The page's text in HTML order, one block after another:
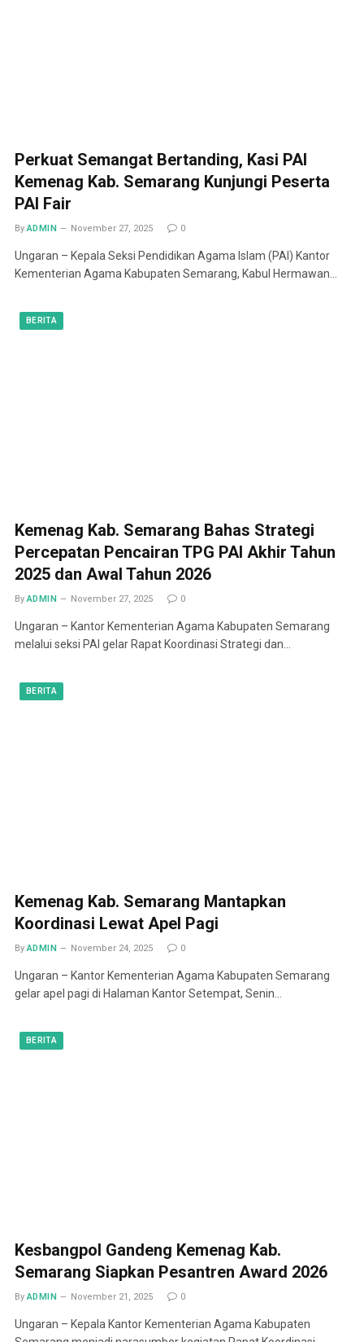
Perkuat Semangat Bertanding, Kasi PAI
Kemenag Kab. Semarang Kunjungi Peserta
PAI Fair
By ADMIN November 27, 2025 0
Ungaran – Kepala Seksi Pendidikan Agama Islam (PAI) Kantor
Kementerian Agama Kabupaten Semarang, Kabul Hermawan…
BERITA
Kemenag Kab. Semarang Bahas Strategi
Percepatan Pencairan TPG PAI Akhir Tahun
2025 dan Awal Tahun 2026
By ADMIN November 27, 2025 0
Ungaran – Kantor Kementerian Agama Kabupaten Semarang
melalui seksi PAI gelar Rapat Koordinasi Strategi dan…
BERITA
Kemenag Kab. Semarang Mantapkan
Koordinasi Lewat Apel Pagi
By ADMIN November 24, 2025 0
Ungaran – Kantor Kementerian Agama Kabupaten Semarang
gelar apel pagi di Halaman Kantor Setempat, Senin…
BERITA
Kesbangpol Gandeng Kemenag Kab.
Semarang Siapkan Pesantren Award 2026
By ADMIN November 21, 2025 0
Ungaran – Kepala Kantor Kementerian Agama Kabupaten